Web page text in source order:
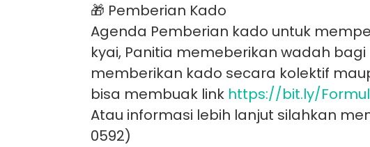
🎁 Pemberian Kado
Agenda Pemberian kado untuk
kyai, Panitia memeberikan wadah
memberikan kado secara kolektif
bisa membuak link https://bit.ly/
Atau informasi lebih lanjut silahkan
0592)